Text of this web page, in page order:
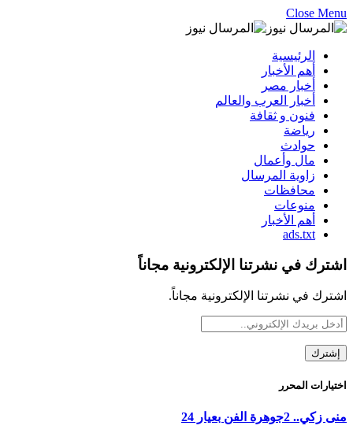
Close Menu
الرئيسية
أهم الأخبار
أخبار مصر
أخبار العرب والعالم
فنون و ثقافة
رياضة
حوادث
مال وأعمال
زاوية المرسال
محافظات
منوعات
أهم الأخبار
ads.txt
اشترك في نشرتنا الإلكترونية مجاناً
اشترك في نشرتنا الإلكترونية مجاناً.
اختيارات المحرر
منى زكي.. 2جوهرة الفن بعيار 24